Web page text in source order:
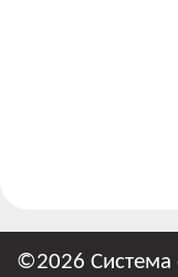
©2026 Система